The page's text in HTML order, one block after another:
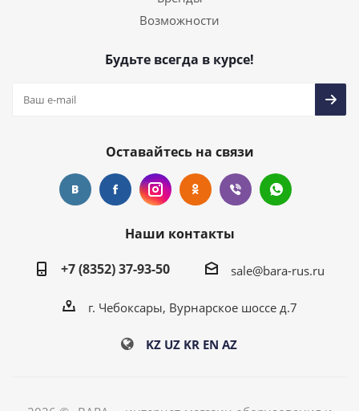
Возможности
Будьте всегда в курсе!
Оставайтесь на связи
Наши контакты
+7 (8352) 37-93-50
sale@bara-rus.ru
г. Чебоксары, Вурнарское шоссе д.7
KZ UZ KR EN AZ